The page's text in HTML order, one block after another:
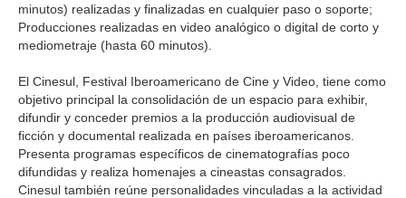
minutos) realizadas y finalizadas en cualquier paso o soporte;
Producciones realizadas en video analógico o digital de corto y
mediometraje (hasta 60 minutos).
El Cinesul, Festival Iberoamericano de Cine y Video, tiene como
objetivo principal la consolidación de un espacio para exhibir,
difundir y conceder premios a la producción audiovisual de
ficción y documental realizada en países iberoamericanos.
Presenta programas específicos de cinematografías poco
difundidas y realiza homenajes a cineastas consagrados.
Cinesul también reúne personalidades vinculadas a la actividad